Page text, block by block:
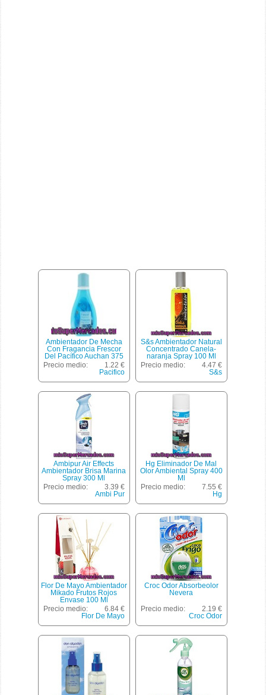
Ambientador De Mecha
Con Fragancia Frescor
Del Pacífico Auchan 375
Mililitros
Precio medio:
1.22 €
Pacifico
S&s Ambientador Natural
Concentrado Canela-
naranja Spray 100 Ml
Precio medio:
4.47 €
S&s
Ambipur Air Effects
Ambientador Brisa Marina
Spray 300 Ml
Precio medio:
3.39 €
Ambi Pur
Hg Eliminador De Mal
Olor Ambiental Spray 400
Ml
Precio medio:
7.55 €
Hg
Flor De Mayo Ambientador
Mikado Frutos Rojos
Envase 100 Ml
Precio medio:
6.84 €
Flor De Mayo
Croc Odor Absorbeolor
Nevera
Precio medio:
2.19 €
Croc Odor